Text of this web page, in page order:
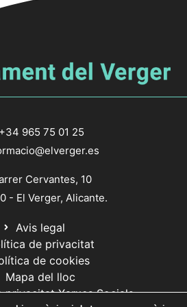
+34 965 75 01 25
Cervantes, 10
- El Verger, Alicante.
Avis legal
de privacitat
de cookies
Mapa del lloc
privacitat Xarxes Socials